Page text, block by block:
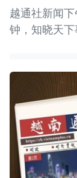
越通社新闻
钟，知晓天下